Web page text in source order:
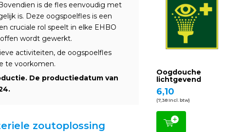
is de fles eenvoudig met
is. Deze oogspoelfles is een
cruciale rol speelt in elke EHBO
wordt gewerkt.
activiteiten, de oogspoelfles
te voorkomen.
De productiedatum van
zoutoplossing
Oogdouche
lichtgevend
6,10
(7,38 Incl. btw)